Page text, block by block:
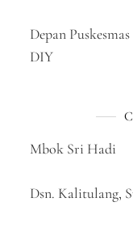
Depan
DIY
Mbok Sri Hadi
Dsn. Kalitulang,